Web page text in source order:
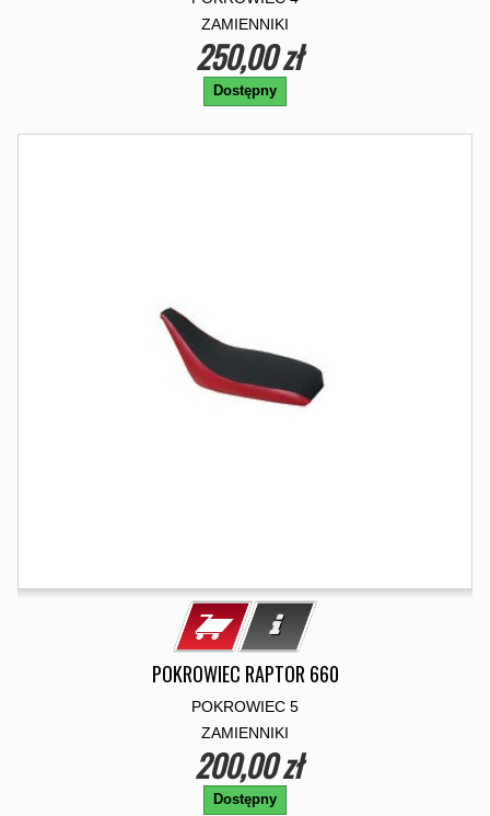
ZAMIENNIKI
250,00 zł
Dostępny
POKROWIEC RAPTOR 660
POKROWIEC 5
ZAMIENNIKI
200,00 zł
Dostępny